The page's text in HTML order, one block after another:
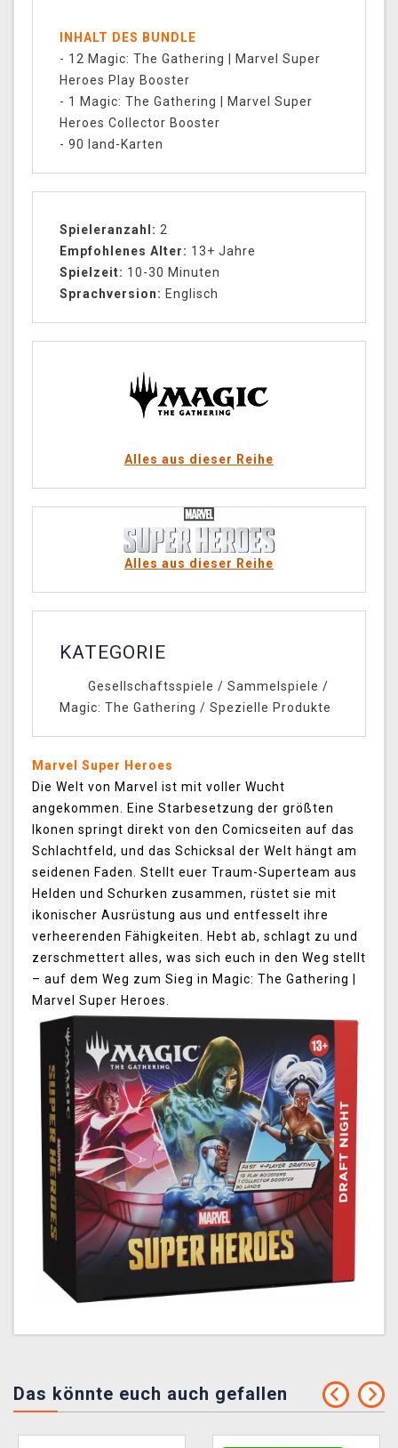
INHALT DES BUNDLE
- 12 Magic: The Gathering | Marvel Super
Heroes Play Booster
- 1 Magic: The Gathering | Marvel Super
Heroes Collector Booster
- 90 land-Karten
Spieleranzahl: 2
Empfohlenes Alter: 13+ Jahre
Spielzeit: 10-30 Minuten
Sprachversion: Englisch
Alles aus dieser Reihe
Alles aus dieser Reihe
KATEGORIE
Gesellschaftsspiele / Sammelspiele /
Magic: The Gathering / Spezielle Produkte
Marvel Super Heroes
Die Welt von Marvel ist mit voller Wucht
angekommen. Eine Starbesetzung der größten
Ikonen springt direkt von den Comicseiten auf das
Schlachtfeld, und das Schicksal der Welt hängt am
seidenen Faden. Stellt euer Traum-Superteam aus
Helden und Schurken zusammen, rüstet sie mit
ikonischer Ausrüstung aus und entfesselt ihre
verheerenden Fähigkeiten. Hebt ab, schlagt zu und
zerschmettert alles, was sich euch in den Weg stellt
– auf dem Weg zum Sieg in Magic: The Gathering |
Marvel Super Heroes.
Das könnte euch auch gefallen